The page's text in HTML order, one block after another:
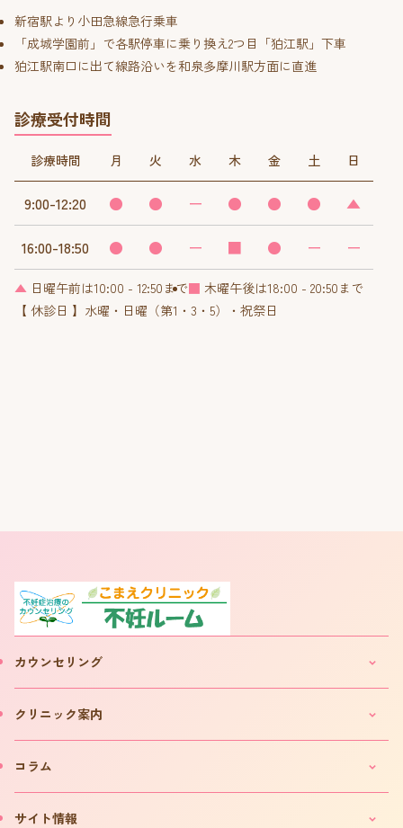
新宿駅より小田急線急行乗車
「成城学園前」で各駅停車に乗り換え2つ目「狛江駅」下車
狛江駅南口に出て線路沿いを和泉多摩川駅方面に直進
診療受付時間
診療時間 月 火 水 木 金 土 日
9:00-12:20 ● ● ー ● ● ● ▲
16:00-18:50 ● ● ー ■ ● ー ー
▲ 日曜午前は10:00 - 12:50まで■ 木曜午後は18:00 - 20:50まで
【 休診日 】水曜・日曜（第1・3・5）・祝祭日
カウンセリング
IVF(体外受精)カウンセリングのご案内
カウンセリング予約について
クリニック案内
院長プロフィール
コラム
サイト情報